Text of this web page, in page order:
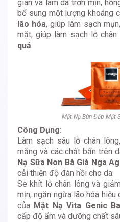
giãn và làm da trơn mịn,
bổ sung một lượng khoáng
lão hóa, giúp làm sạch
mặt, giúp làm sạch lỗ chân
quả.
Mặt Nạ Bùn Đắp Mặt
Công Dụng:
Làm sạch sâu lỗ chân
măng và các chất bẩn trên
Nạ Sữa Non Bà Già Nga
cải thiện độ đàn hồi cho da.
Se khít lỗ chân lông và
mịn, ngăn ngừa lão hóa
của Mặt Nạ Vita Genic
cấp độ ẩm và dưỡng chất